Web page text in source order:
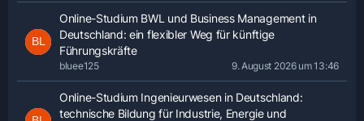
Online-Studium BWL und Business Management in
Deutschland: ein flexibler Weg für künftige
Führungskräfte
bluee125 9. August 2026 um 13:46
Online-Studium Ingenieurwesen in Deutschland:
technische Bildung für Industrie, Energie und